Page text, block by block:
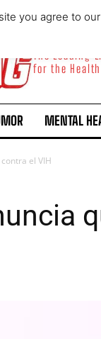
The Leading
for the
MENTAL
el VIH
you agree to